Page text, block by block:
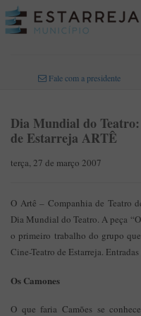
Fale com a presidente
Dia Mundial do
de Estarreja ARTÊ
terça, 27 de março 2007
O Artê – Companhia de Teatro
Dia Mundial do Teatro. A peça
o primeiro trabalho do grupo
Cine-Teatro de Estarreja.
Os Camones
O que faria Camões se